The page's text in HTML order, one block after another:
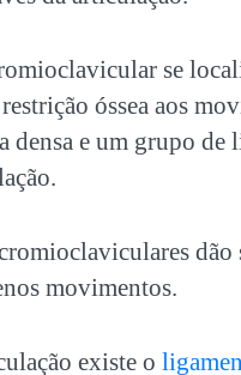
se
óssea aos
densa e um grupo
dão
movimentos.
existe o